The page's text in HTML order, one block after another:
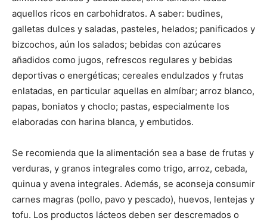
aquellos ricos en carbohidratos. A saber: budines,
galletas dulces y saladas, pasteles, helados; panificados y
bizcochos, aún los salados; bebidas con azúcares
añadidos como jugos, refrescos regulares y bebidas
deportivas o energéticas; cereales endulzados y frutas
enlatadas, en particular aquellas en almíbar; arroz blanco,
papas, boniatos y choclo; pastas, especialmente los
elaboradas con harina blanca, y embutidos.
Se recomienda que la alimentación sea a base de frutas y
verduras, y granos integrales como trigo, arroz, cebada,
quinua y avena integrales. Además, se aconseja consumir
carnes magras (pollo, pavo y pescado), huevos, lentejas y
tofu. Los productos lácteos deben ser descremados o